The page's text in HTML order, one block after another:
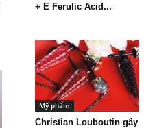
+ E Ferulic Acid...
Mỹ phẩm
Christian Louboutin gây